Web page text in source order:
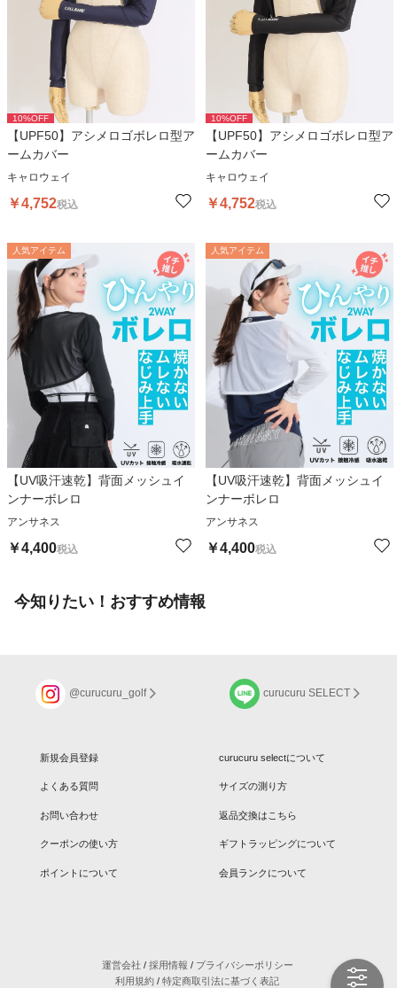
10%OFF
【UPF50】アシメロゴボレロ型ア
ームカバー
キャロウェイ
￥4,752税込
10%OFF
【UPF50】アシメロゴボレロ型ア
ームカバー
キャロウェイ
￥4,752税込
人気アイテム
【UV吸汗速乾】背面メッシュイ
ンナーボレロ
アンサネス
￥4,400税込
人気アイテム
【UV吸汗速乾】背面メッシュイ
ンナーボレロ
アンサネス
￥4,400税込
今知りたい！おすすめ情報
@curucuru_golf curucuru SELECT
新規会員登録 curucuru selectについて
よくある質問 サイズの測り方
お問い合わせ 返品交換はこちら
クーポンの使い方 ギフトラッピングについて
ポイントについて 会員ランクについて
運営会社 / 採用情報 / プライバシーポリシー
利用規約 / 特定商取引法に基づく表記